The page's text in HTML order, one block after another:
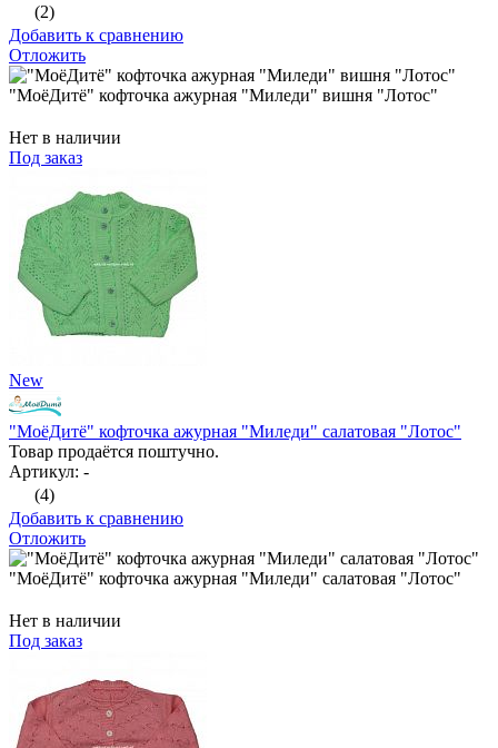
(2)
Добавить к сравнению
Отложить
"МоёДитё" кофточка ажурная "Миледи" вишня "Лотос"
Нет в наличии
Под заказ
New
"МоёДитё" кофточка ажурная "Миледи" салатовая "Лотос"
Товар продаётся поштучно.
Артикул: -
(4)
Добавить к сравнению
Отложить
"МоёДитё" кофточка ажурная "Миледи" салатовая "Лотос"
Нет в наличии
Под заказ